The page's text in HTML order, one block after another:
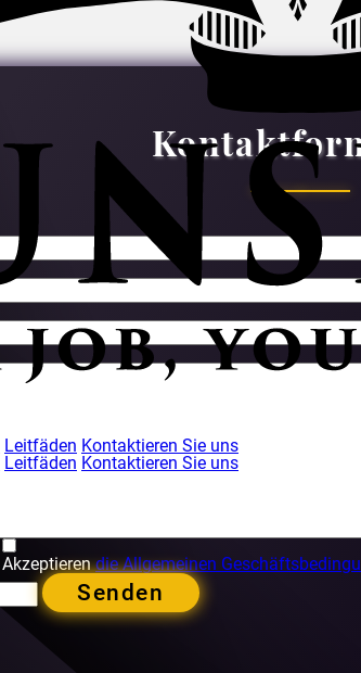
Leitfäden Kontaktieren Sie uns
Leitfäden Kontaktieren Sie uns
Akzeptierendie Allgemeinen
Senden